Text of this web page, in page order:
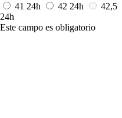
41 24h 42 24h 42,5
24h
Este campo es obligatorio